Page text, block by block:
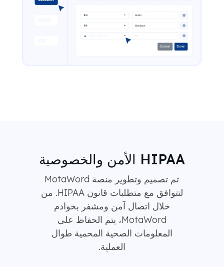
HIPAA الأمن والخصوصية
تم تصميم وتطوير منصة MotaWord
لتتوافق مع متطلبات قانون HIPAA. من
خلال اتصال آمن ومشفر بخوادم
MotaWord، يتم الحفاظ على
المعلومات الصحية المحمية طوال
العملية.